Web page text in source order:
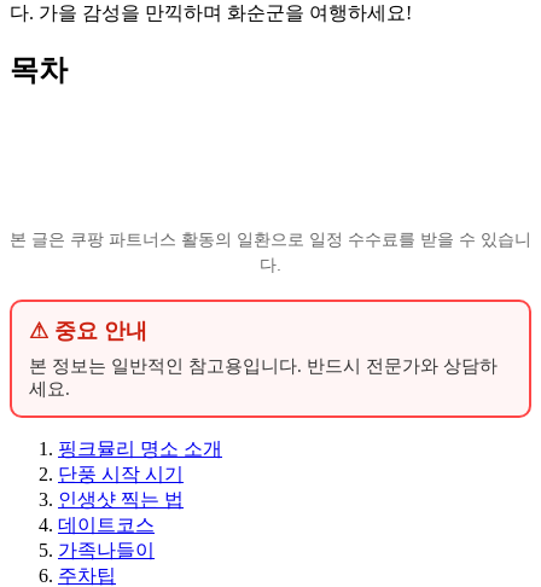
다. 가을 감성을 만끽하며 화순군을 여행하세요!
목차
본 글은 쿠팡 파트너스 활동의 일환으로 일정 수수료를 받을 수 있습니
다.
⚠ 중요 안내
본 정보는 일반적인 참고용입니다. 반드시 전문가와 상담하
세요.
핑크뮬리 명소 소개
단풍 시작 시기
인생샷 찍는 법
데이트코스
가족나들이
주차팁